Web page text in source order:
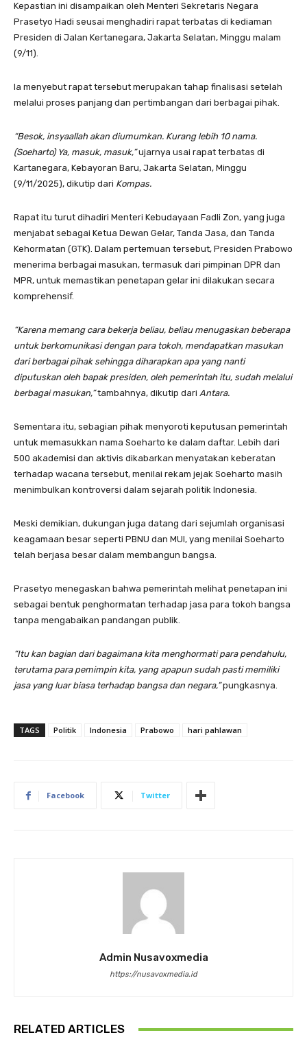
Kepastian ini disampaikan oleh Menteri Sekretaris Negara
Prasetyo Hadi seusai menghadiri rapat terbatas di kediaman
Presiden di Jalan Kertanegara, Jakarta Selatan, Minggu malam
(9/11).
Ia menyebut rapat tersebut merupakan tahap finalisasi setelah
melalui proses panjang dan pertimbangan dari berbagai pihak.
“Besok, insyaallah akan diumumkan. Kurang lebih 10 nama.
(Soeharto) Ya, masuk, masuk,”ujarnya usai rapat terbatas di
Kartanegara, Kebayoran Baru, Jakarta Selatan, Minggu
(9/11/2025), dikutip dari Kompas.
Rapat itu turut dihadiri Menteri Kebudayaan Fadli Zon, yang juga
menjabat sebagai Ketua Dewan Gelar, Tanda Jasa, dan Tanda
Kehormatan (GTK). Dalam pertemuan tersebut, Presiden Prabowo
menerima berbagai masukan, termasuk dari pimpinan DPR dan
MPR, untuk memastikan penetapan gelar ini dilakukan secara
komprehensif.
“Karena memang cara bekerja beliau, beliau menugaskan beberapa
untuk berkomunikasi dengan para tokoh, mendapatkan masukan
dari berbagai pihak sehingga diharapkan apa yang nanti
diputuskan oleh bapak presiden, oleh pemerintah itu, sudah melalui
berbagai masukan,”tambahnya, dikutip dari Antara.
Sementara itu, sebagian pihak menyoroti keputusan pemerintah
untuk memasukkan nama Soeharto ke dalam daftar. Lebih dari
500 akademisi dan aktivis dikabarkan menyatakan keberatan
terhadap wacana tersebut, menilai rekam jejak Soeharto masih
menimbulkan kontroversi dalam sejarah politik Indonesia.
Meski demikian, dukungan juga datang dari sejumlah organisasi
keagamaan besar seperti PBNU dan MUI, yang menilai Soeharto
telah berjasa besar dalam membangun bangsa.
Prasetyo menegaskan bahwa pemerintah melihat penetapan ini
sebagai bentuk penghormatan terhadap jasa para tokoh bangsa
tanpa mengabaikan pandangan publik.
“Itu kan bagian dari bagaimana kita menghormati para pendahulu,
terutama para pemimpin kita, yang apapun sudah pasti memiliki
jasa yang luar biasa terhadap bangsa dan negara,”pungkasnya.
TAGS Politik Indonesia Prabowo hari pahlawan
Facebook Twitter
Admin Nusavoxmedia
https://nusavoxmedia.id
RELATED ARTICLES